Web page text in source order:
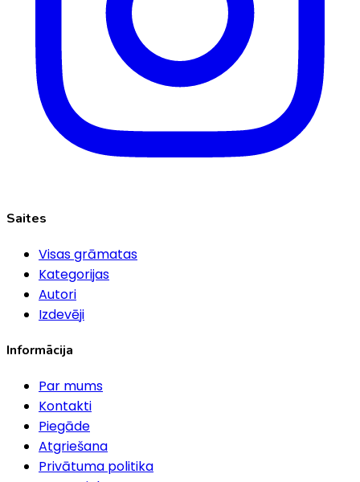
Saites
Visas grāmatas
Kategorijas
Autori
Izdevēji
Informācija
Par mums
Kontakti
Piegāde
Atgriešana
Privātuma politika